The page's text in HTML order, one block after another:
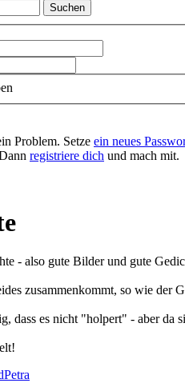
Suchen
Problem. Setze ein neues
registriere dich und mach mit.
- also gute Bilder und gute
zusammenkommt, so wie der
dass es nicht "holpert" - aber da